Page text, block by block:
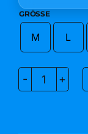
GRÖSSE
M L
Unsere